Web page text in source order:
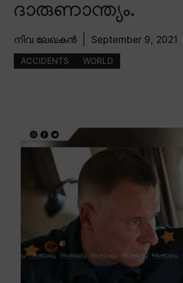
ദാരുണാന്ത്യം.
നിവ ലേഖകൻ September 9, 2021
ACCIDENTS WORLD